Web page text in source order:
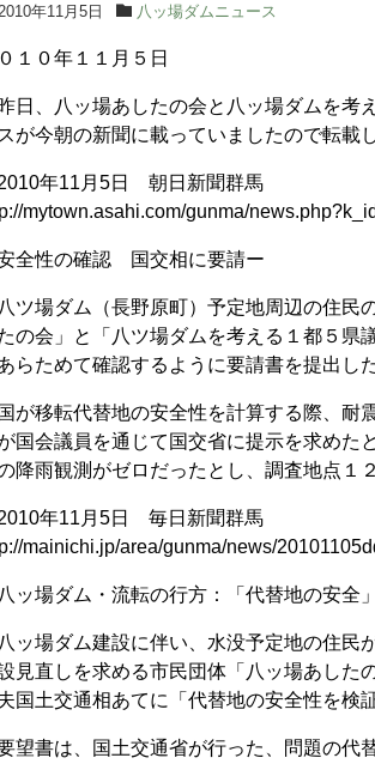
2010年11月5日 八ッ場ダムニュース
１０年１１月５日
日、八ッ場あしたの会と八ッ場ダムを考
が今朝の新聞に載っていましたので転載
年11月5日 朝日新聞群馬
mytown.asahi.com/gunma/
全性の確認 国交相に要請ー
ツ場ダム（長野原町）予定地周辺の住民
の会」と「八ツ場ダムを考える１都５県
らためて確認するように要請書を提出した
が移転代替地の安全性を計算する際、耐
国会議員を通じて国交省に提示を求めた
降雨観測がゼロだったとし、調査地点１
年11月5日 毎日新聞群馬
mainichi.jp/area/gunma/news/
ッ場ダム・流転の行方：「代替地の安
ッ場ダム建設に伴い、水没予定地の住民
見直しを求める市民団体「八ッ場あした
国土交通相あてに「代替地の安全性を検
望書は、国土交通省が行った、問題の代